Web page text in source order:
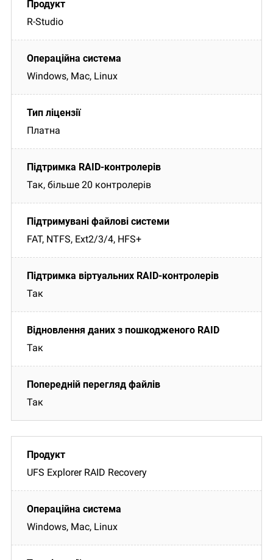
R-Studio
Windows, Mac, Linux
Платна
Так, більше 20 контролерів
FAT, NTFS, Ext2/3/4, HFS+
Так
Так
Так
UFS Explorer RAID Recovery
Windows, Mac, Linux